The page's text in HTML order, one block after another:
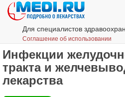
Для специалистов
Соглашение об использовании
Инфекции
тракта и
лекарства